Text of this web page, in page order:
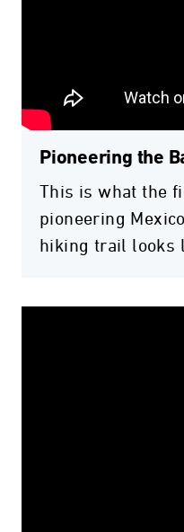
Pioneering the
This is what the
pioneering
hiking trail looks